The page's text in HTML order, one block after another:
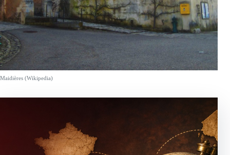
Maidières (Wikipedia)